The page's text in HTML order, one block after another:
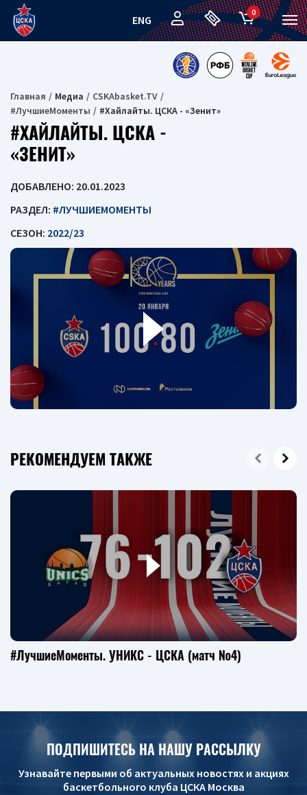
ENG
0
Главная Медиа
CSKAbasket.TV
#ЛучшиеМоменты
#Хайлайты. ЦСКА - «Зенит»
#ХАЙЛАЙТЫ. ЦСКА -
«ЗЕНИТ»
ДОБАВЛЕНО: 20.01.2023
РАЗДЕЛ: #ЛУЧШИЕМОМЕНТЫ
СЕЗОН: 2022/23
РЕКОМЕНДУЕМ ТАКЖЕ
#ЛучшиеМоменты. УНИКС - ЦСКА (матч №4)
ПОДПИШИТЕСЬ НА НАШУ РАССЫЛКУ
Узнавайте первыми об актуальных новостях и акциях
баскетбольного клуба ЦСКА Москва